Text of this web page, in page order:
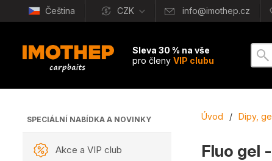
Čeština CZK info@imothep.cz
Sleva 30 % na vše
pro členy VIP clubu
SPECIÁLNÍ NABÍDKA A NOVINKY
Akce a VIP club
Úvod / Dipy,
Fluo gel